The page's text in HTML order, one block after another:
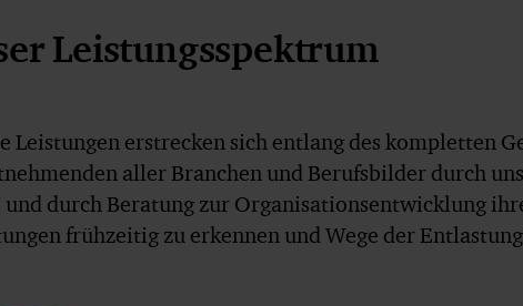
Leistungsspektrum
Leistungen erstrecken sich entlang des kompletten
aller Branchen und Berufsbilder durch
und durch Beratung zur Organisationsentwicklung
frühzeitig zu erkennen und Wege der